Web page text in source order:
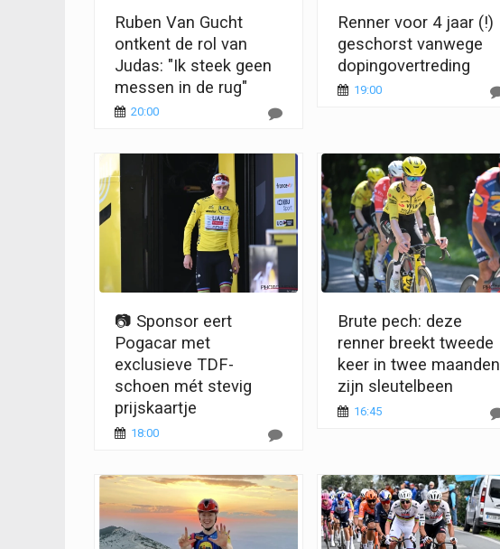
Ruben Van Gucht
ontkent de rol van
Judas: "Ik steek geen
messen in de rug"
20:00
Renner voor 4 jaar (!)
geschorst vanwege
dopingovertreding
19:00
📷 Sponsor eert
Pogacar met
exclusieve TDF-
schoen mét stevig
prijskaartje
18:00
Brute pech: deze
renner breekt tweede
keer in twee maanden
zijn sleutelbeen
16:45